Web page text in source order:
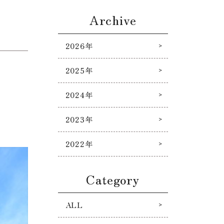
Archive
2026年
2025年
2024年
2023年
2022年
Category
ALL